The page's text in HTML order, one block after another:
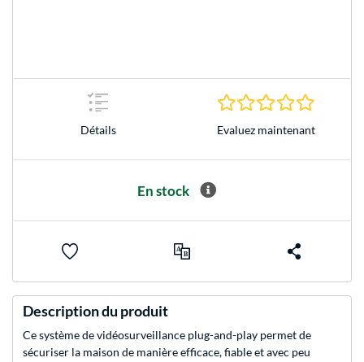
Détails Evaluez maintenant
En stock
Description du produit
Ce système de vidéosurveillance plug-and-play permet de
sécuriser la maison de manière efficace, fiable et avec peu